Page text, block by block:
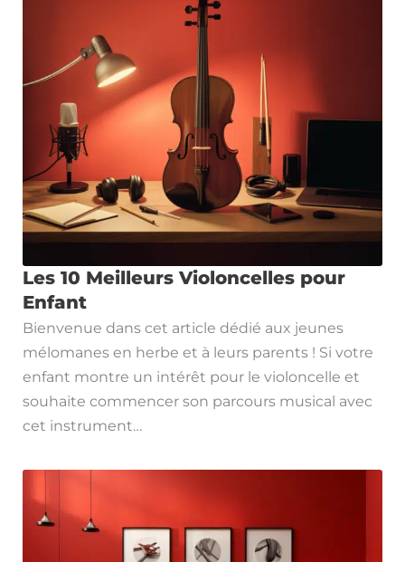
Les 10 Meilleurs Violoncelles pour
Enfant
Bienvenue dans cet article dédié aux jeunes
mélomanes en herbe et à leurs parents ! Si votre
enfant montre un intérêt pour le violoncelle et
souhaite commencer son parcours musical avec
cet instrument…